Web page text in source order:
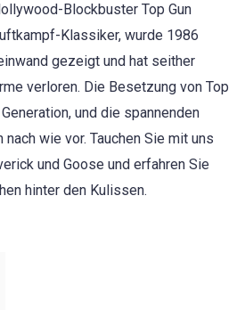
Blockbuster Top Gun
Klassiker, wurde 1986
gezeigt und hat seither
verloren. Die Besetzung von Top
und die spannenden
wie vor. Tauchen Sie mit uns
und Goose und erfahren Sie
hinter den Kulissen.